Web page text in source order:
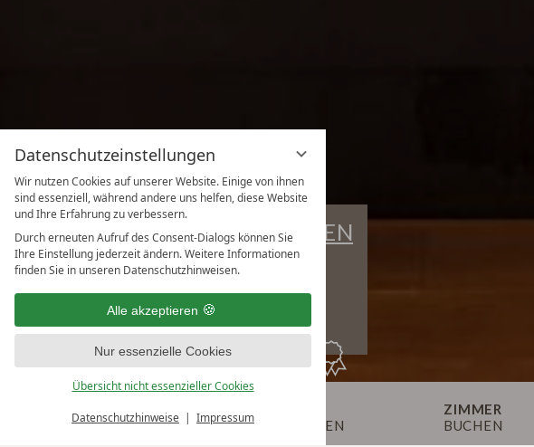
Datenschutzeinstellungen
Wir nutzen Cookies auf unserer Website. Einige von ihnen
sind essenziell, während andere uns helfen, diese Website
und Ihre Erfahrung zu verbessern.
Durch erneuten Aufruf des Consent-Dialogs können Sie
Ihre Einstellung jederzeit ändern. Weitere Informationen
finden Sie in unseren Datenschutzhinweisen.
Alle akzeptieren
Nur essenzielle Cookies
Übersicht nicht essenzieller Cookies
Datenschutzhinweise Impressum
AKTUELLE VERANSTALTUNGEN
09.08. Holzener Frühstücksschmaus
13.08. BBQ
20.08. BBQ
RESERVIEREN
ZIMMER
BUCHEN